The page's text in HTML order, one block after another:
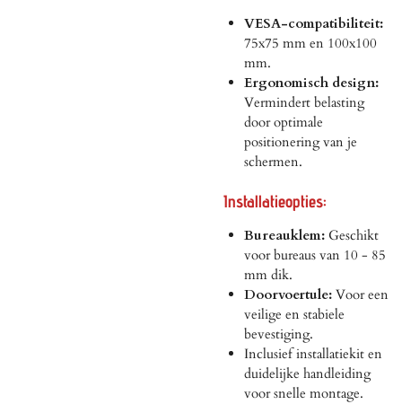
VESA-compatibiliteit:
75x75 mm en 100x100
mm.
Ergonomisch design:
Vermindert belasting
door optimale
positionering van je
schermen.
Installatieopties:
Bureauklem:Geschikt
voor bureaus van 10 - 85
mm dik.
Doorvoertule:Voor een
veilige en stabiele
bevestiging.
Inclusief installatiekit en
duidelijke handleiding
voor snelle montage.